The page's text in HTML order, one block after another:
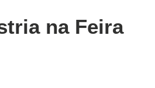
na Feira